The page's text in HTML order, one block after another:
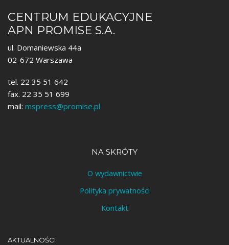
CENTRUM EDUKACYJNE
APN PROMISE S.A.
ul. Domaniewska 44a
02-672 Warszawa
tel. 22 35 51 642
fax. 22 35 51 699
mail: mspress@promise.pl
NA SKRÓTY
O wydawnictwie
Polityka prywatności
Kontakt
AKTUALNOŚCI